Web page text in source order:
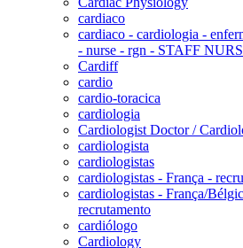
cardiaco
cardiaco - cardiologia -
- nurse - rgn - STAFF
Cardiff
cardio
cardio-toracica
cardiologia
Cardiologist Doctor /
cardiologista
cardiologistas
cardiologistas - França -
cardiologistas - França/
recrutamento
cardiólogo
Cardiology